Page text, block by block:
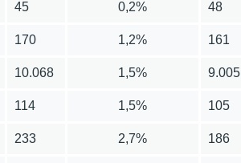
45 0,2% 48
170 1,2% 161
10.068 1,5% 9.005
114 1,5% 105
233 2,7% 186